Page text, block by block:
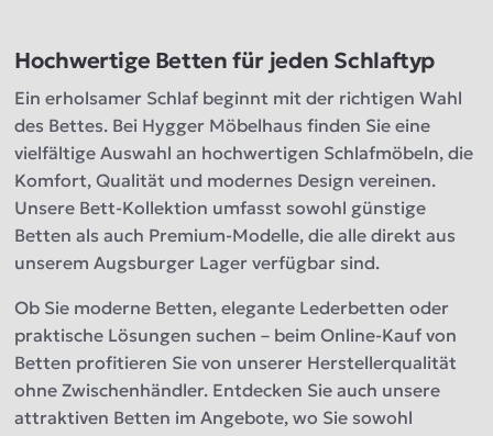
Hochwertige Betten für jeden Schlaftyp
Ein erholsamer Schlaf beginnt mit der richtigen Wahl
des Bettes. Bei Hygger Möbelhaus finden Sie eine
vielfältige Auswahl an hochwertigen Schlafmöbeln, die
Komfort, Qualität und modernes Design vereinen.
Unsere Bett-Kollektion umfasst sowohl günstige
Betten als auch Premium-Modelle, die alle direkt aus
unserem Augsburger Lager verfügbar sind.
Ob Sie moderne Betten, elegante Lederbetten oder
praktische Lösungen suchen – beim Online-Kauf von
Betten profitieren Sie von unserer Herstellerqualität
ohne Zwischenhändler. Entdecken Sie auch unsere
attraktiven Betten im Angebote, wo Sie sowohl